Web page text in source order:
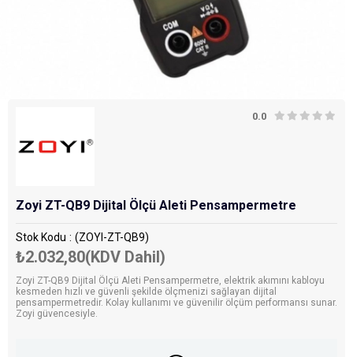
0.0
Zoyi ZT-QB9 Dijital Ölçü Aleti Pensampermetre
Stok Kodu (ZOYI-ZT-QB9)
₺2.032,80(KDV Dahil)
Zoyi ZT-QB9 Dijital Ölçü Aleti Pensampermetre, elektrik akımını kabloyu
kesmeden hızlı ve güvenli şekilde ölçmenizi sağlayan dijital
pensampermetredir. Kolay kullanımı ve güvenilir ölçüm performansı sunar.
Zoyi güvencesiyle.